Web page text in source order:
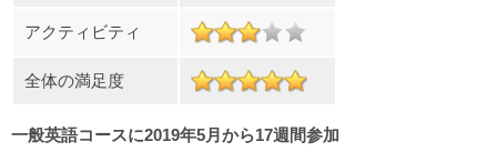
アクティビティ
全体の満足度
一般英語コースに2019年5月から17週間参加